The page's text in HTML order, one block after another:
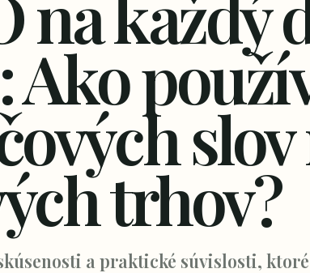
Ako
trhov?
a praktické súvislosti,